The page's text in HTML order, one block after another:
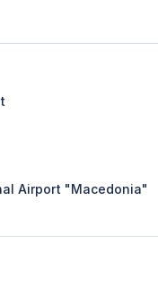
Airport "Macedonia"